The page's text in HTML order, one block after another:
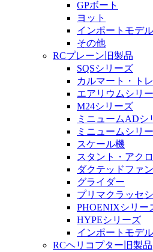
GPボート
ヨット
インポートモデル
その他
RCプレーン旧製品
SQSシリーズ
カルマート・ト
エアリウムシリ
M24シリーズ
ミニュームADシ
ミニュームシリ
スケール機
スタント・アク
ダクテッドファ
グライダー
プリマクラッセ
PHOENIXシリー
HYPEシリーズ
インポートモデル
RCヘリコプター旧製品